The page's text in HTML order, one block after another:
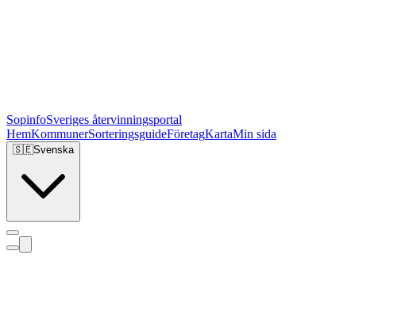
SopinfoSveriges återvinningsportal
HemKommunerSorteringsguideFöretagKartaMin sida
🇸🇪Svenska